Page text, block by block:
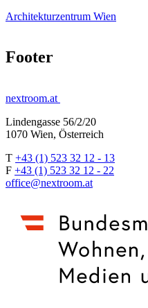
Architekturzentrum Wien
Footer
nextroom.at
Lindengasse 56/2/20
1070 Wien, Österreich
T +43 (1) 523 32 12 - 13
F +43 (1) 523 32 12 - 22
office@nextroom.at